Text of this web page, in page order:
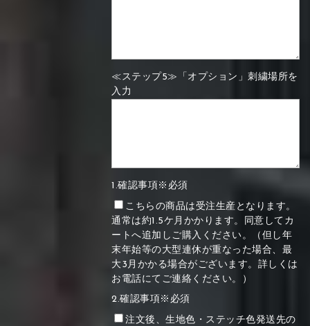
≪ステップ5≫「オプション」刺繍場所を
入力
1.確認事項※必須
こちらの商品は受注生産となります。
通常は約1.5ケ月かかります。同意してカ
ートへ追加しご購入ください。（但し年
末年始等の大型連休が重なった場合、最
大3月かかる場合がございます。詳しくは
お電話にてご連絡ください。）
2.確認事項※必須
注文後、生地色・ステッチ色発送先の